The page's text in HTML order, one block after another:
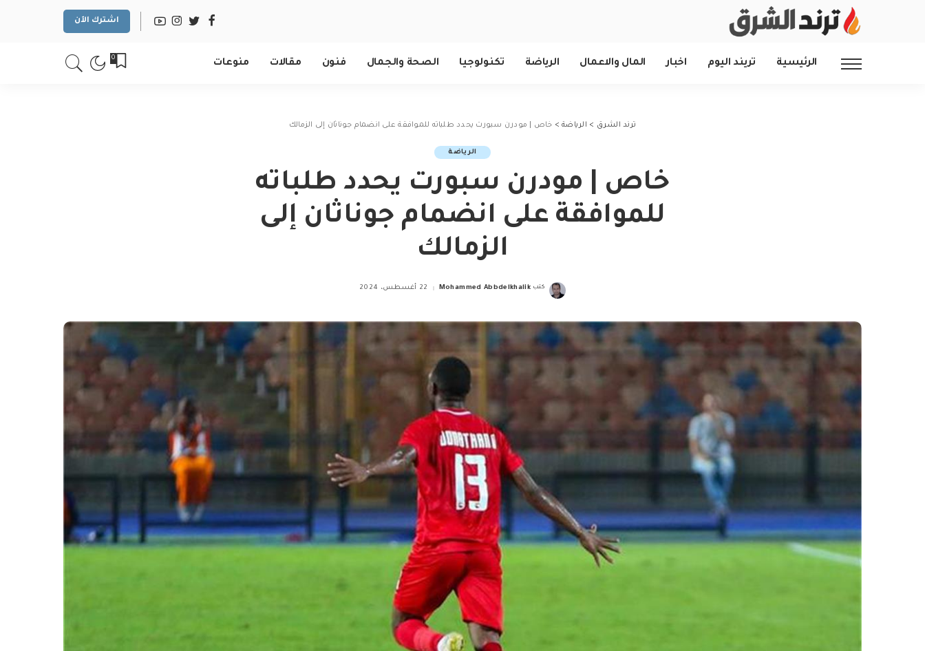
اشترك الآن
الرئيسية تريند اليوم اخبار المال والاعمال الرياضة تكنولوجيا الصحة والجمال فنون مقالات منوعات 0
ترند الشرق > الرياضة> خاص | مودرن سبورت يحدد طلباته للموافقة على انضمام جوناثان إلى الزمالك
الرياضة
خاص | مودرن سبورت يحدد طلباته
للموافقة على انضمام جوناثان إلى
الزمالك
Posted
كتب Mohammed Abbdelkhalik 22 أغسطس، 2024